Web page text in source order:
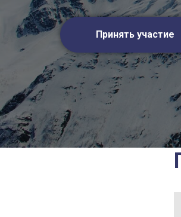
Принять участие